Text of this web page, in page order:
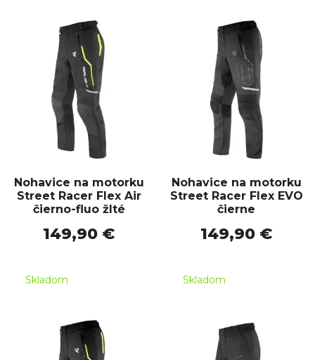
Nohavice na motorku
Street Racer Flex Air
čierno-fluo žlté
149,90 €
Skladom
Nohavice na motorku
Street Racer Flex EVO
čierne
149,90 €
Skladom